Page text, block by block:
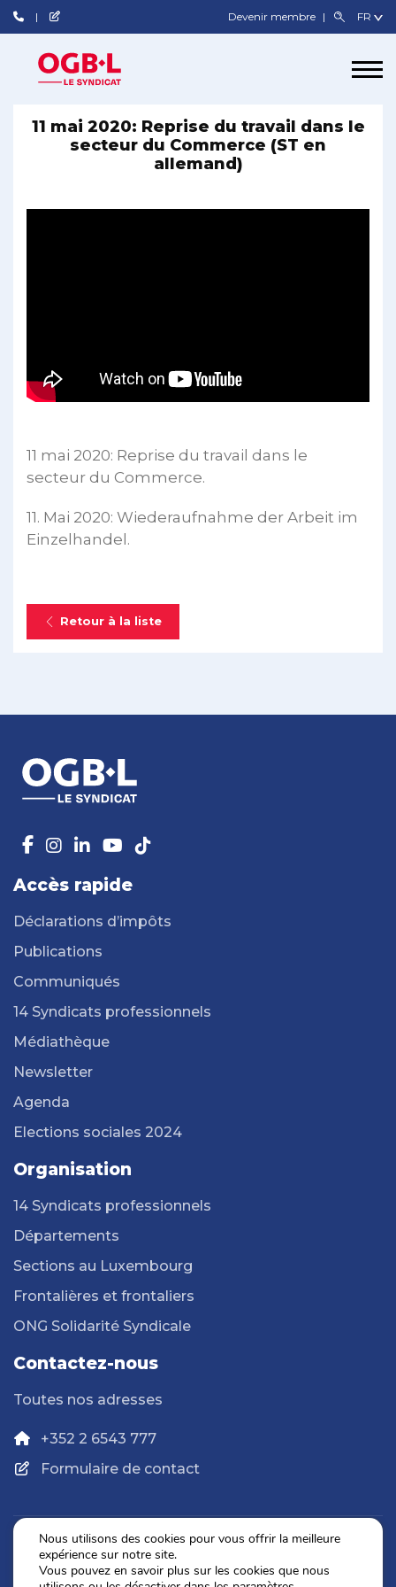
Devenir membre
11 mai 2020: Reprise du travail dans le
secteur du Commerce (ST en
allemand)
11 mai 2020: Reprise du travail dans le
secteur du Commerce.
11. Mai 2020: Wiederaufnahme der Arbeit im
Einzelhandel.
Retour à la liste
Accès rapide
Déclarations d’impôts
Publications
Communiqués
14 Syndicats professionnels
Médiathèque
Newsletter
Agenda
Elections sociales 2024
Organisation
14 Syndicats professionnels
Départements
Sections au Luxembourg
Frontalières et frontaliers
ONG Solidarité Syndicale
Contactez-nous
Toutes nos adresses
+352 2 6543 777
Formulaire de contact
Politique de confidentialité
Mentions légales
Nous utilisons des cookies pour vous offrir la meilleure
expérience sur notre site.
Vous pouvez en savoir plus sur les cookies que nous